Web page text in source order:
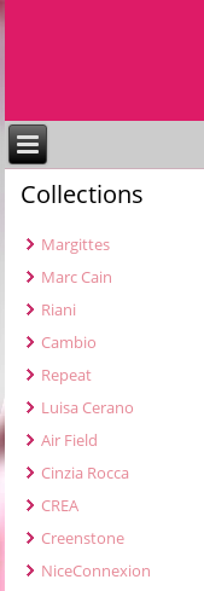
Collections
Margittes
Marc Cain
Riani
Cambio
Repeat
Luisa Cerano
Air Field
Cinzia Rocca
CREA
Creenstone
NiceConnexion